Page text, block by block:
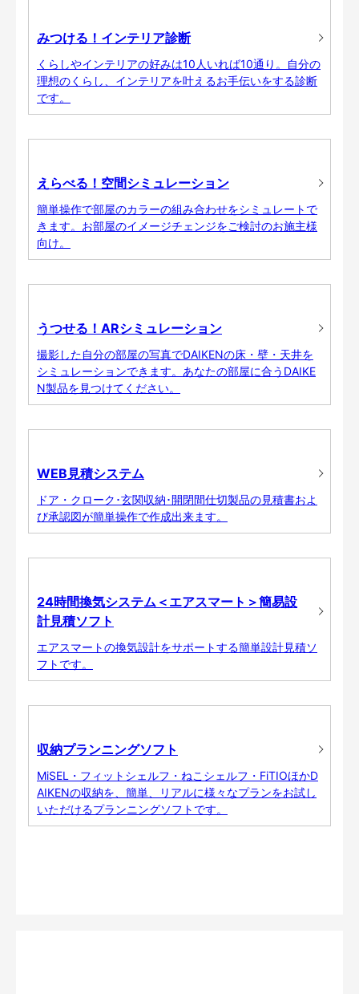
みつける！インテリア診断
くらしやインテリアの好みは10人いれば10通り。自分の
理想のくらし、インテリアを叶えるお手伝いをする診断
です。
えらべる！空間シミュレーション
簡単操作で部屋のカラーの組み合わせをシミュレートで
きます。お部屋のイメージチェンジをご検討のお施主様
向け。
うつせる！ARシミュレーション
撮影した自分の部屋の写真でDAIKENの床・壁・天井を
シミュレーションできます。あなたの部屋に合うDAIKE
N製品を見つけてください。
WEB見積システム
ドア・クローク･玄関収納･開閉間仕切製品の見積書およ
び承認図が簡単操作で作成出来ます。
24時間換気システム＜エアスマート＞簡易設
計見積ソフト
エアスマートの換気設計をサポートする簡単設計見積ソ
フトです。
収納プランニングソフト
MiSEL・フィットシェルフ・ねこシェルフ・FiTIOほかD
AIKENの収納を、簡単、リアルに様々なプランをお試し
いただけるプランニングソフトです。